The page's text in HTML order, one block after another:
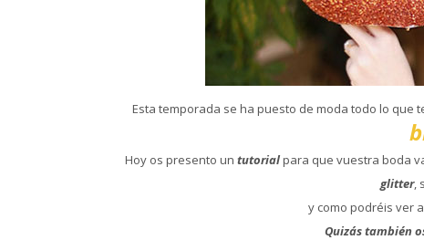
Esta temporada se ha puesto de moda todo lo que
Hoy os presento un tutorialpara que vuestra boda
glitter,
y como podréis ver
Quizás también